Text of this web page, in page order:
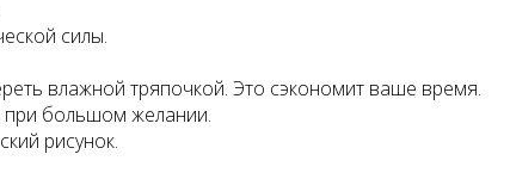
силы.
влажной тряпочкой. Это сэкономит ваше время.
при большом желании.
рисунок.